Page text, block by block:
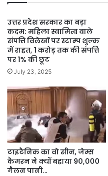
उत्तर प्रदेश सरकार का बड़ा
कदम: महिला स्वामित्व वाले
संपत्ति विलेखों पर स्टाम्प शुल्क
में राहत, 1 करोड़ तक की संपत्ति
पर 1% की छूट
July 23, 2025
टाइटैनिक का वो सीन, जेम्स
कैमरन ने क्यों बहाया 90,000
गैलन पानी…